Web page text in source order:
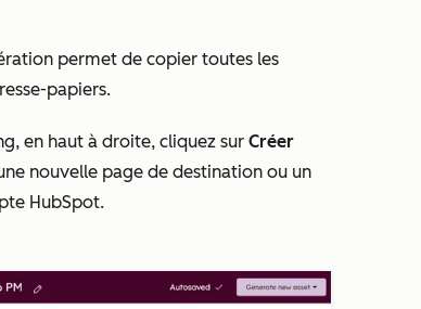
permet de copier toutes les
papiers.
en haut à droite, cliquez sur Créer
nouvelle page de destination ou un
HubSpot.